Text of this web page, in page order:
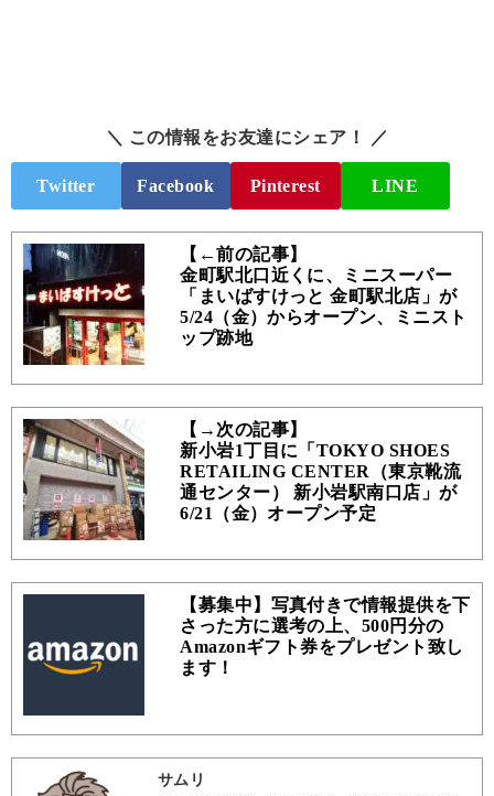
＼ この情報をお友達にシェア！ ／
Twitter Facebook Pinterest LINE
【←前の記事】
金町駅北口近くに、ミニスーパー
「まいばすけっと 金町駅北店」が
5/24（金）からオープン、ミニスト
ップ跡地
【→次の記事】
新小岩1丁目に「TOKYO SHOES
RETAILING CENTER（東京靴流
通センター） 新小岩駅南口店」が
6/21（金）オープン予定
【募集中】写真付きで情報提供を下
さった方に選考の上、500円分の
Amazonギフト券をプレゼント致し
ます！
サムリ